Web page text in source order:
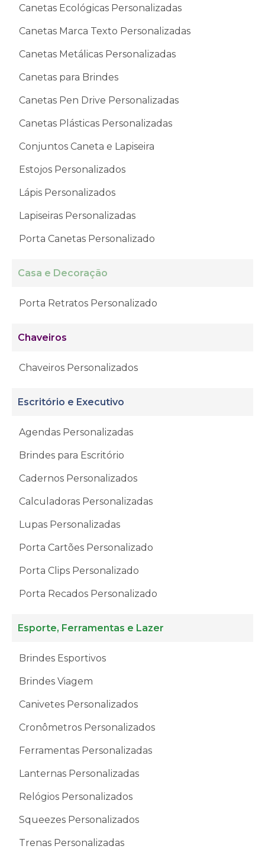
Canetas Ecológicas Personalizadas
Canetas Marca Texto Personalizadas
Canetas Metálicas Personalizadas
Canetas para Brindes
Canetas Pen Drive Personalizadas
Canetas Plásticas Personalizadas
Conjuntos Caneta e Lapiseira
Estojos Personalizados
Lápis Personalizados
Lapiseiras Personalizadas
Porta Canetas Personalizado
Casa e Decoração
Porta Retratos Personalizado
Chaveiros
Chaveiros Personalizados
Escritório e Executivo
Agendas Personalizadas
Brindes para Escritório
Cadernos Personalizados
Calculadoras Personalizadas
Lupas Personalizadas
Porta Cartões Personalizado
Porta Clips Personalizado
Porta Recados Personalizado
Esporte, Ferramentas e Lazer
Brindes Esportivos
Brindes Viagem
Canivetes Personalizados
Cronômetros Personalizados
Ferramentas Personalizadas
Lanternas Personalizadas
Relógios Personalizados
Squeezes Personalizados
Trenas Personalizadas